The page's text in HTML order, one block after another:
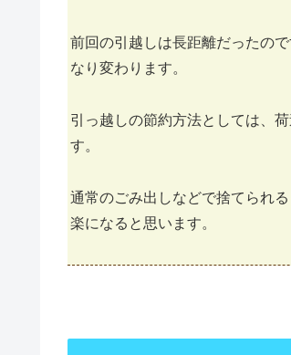
前回の引越しは長距離だったの
なり変わります。
引っ越しの節約方法としては、
す。
通常のごみ出しなどで捨てられ
楽になると思います。